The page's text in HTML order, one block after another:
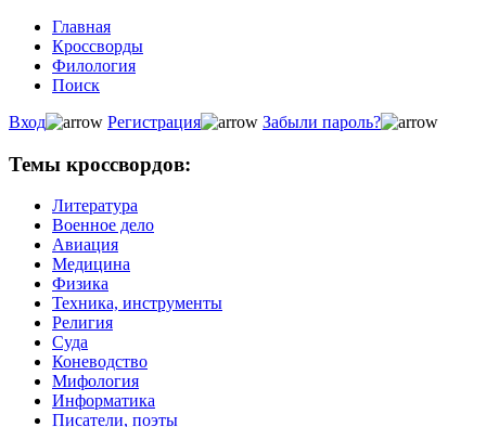
Главная
Кроссворды
Филология
Поиск
Вход
Регистрация Забыли пароль?
Темы кроссвордов:
Литература
Военное дело
Авиация
Медицина
Физика
Техника, инструменты
Религия
Суда
Коневодство
Мифология
Информатика
Писатели, поэты